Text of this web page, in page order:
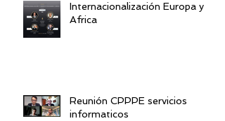
Internacionalización Europa y
Africa
Reunión CPPPE servicios
informaticos